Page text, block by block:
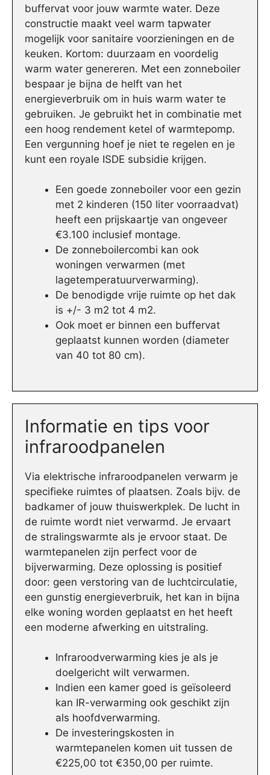
buffervat voor jouw warmte water. Deze
constructie maakt veel warm tapwater
mogelijk voor sanitaire voorzieningen en de
keuken. Kortom: duurzaam en voordelig
warm water genereren. Met een zonneboiler
bespaar je bijna de helft van het
energieverbruik om in huis warm water te
gebruiken. Je gebruikt het in combinatie met
een hoog rendement ketel of warmtepomp.
Een vergunning hoef je niet te regelen en je
kunt een royale ISDE subsidie krijgen.
Een goede zonneboiler voor een gezin
met 2 kinderen (150 liter voorraadvat)
heeft een prijskaartje van ongeveer
€3.100 inclusief montage.
De zonneboilercombi kan ook
woningen verwarmen (met
lagetemperatuurverwarming).
De benodigde vrije ruimte op het dak
is +/- 3 m2 tot 4 m2.
Ook moet er binnen een buffervat
geplaatst kunnen worden (diameter
van 40 tot 80 cm).
Informatie en tips voor
infraroodpanelen
Via elektrische infraroodpanelen verwarm je
specifieke ruimtes of plaatsen. Zoals bijv. de
badkamer of jouw thuiswerkplek. De lucht in
de ruimte wordt niet verwarmd. Je ervaart
de stralingswarmte als je ervoor staat. De
warmtepanelen zijn perfect voor de
bijverwarming. Deze oplossing is positief
door: geen verstoring van de luchtcirculatie,
een gunstig energieverbruik, het kan in bijna
elke woning worden geplaatst en het heeft
een moderne afwerking en uitstraling.
Infraroodverwarming kies je als je
doelgericht wilt verwarmen.
Indien een kamer goed is geïsoleerd
kan IR-verwarming ook geschikt zijn
als hoofdverwarming.
De investeringskosten in
warmtepanelen komen uit tussen de
€225,00 tot €350,00 per ruimte.